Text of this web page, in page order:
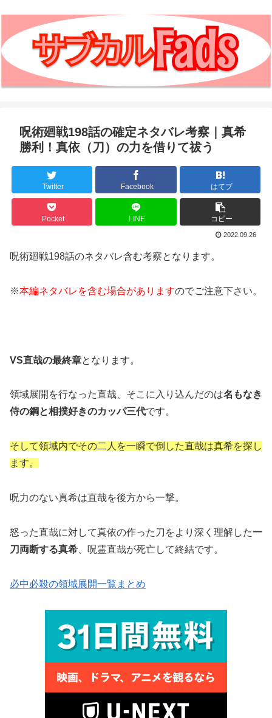
呪術廻戦198話の確定ネタバレ考察｜真希
勝利！真依（刀）の力を借りて祓う
Twitter Facebook はてブ
Pocket LINE コピー
2022.09.26
呪術廻戦198話のネタバレ含む考察となります。
※本編ネタバレを含む場合がありますのでご注意下さい。
VS直哉の最終章となります。
領域展開を行なった直哉、そこに入り込んだのは名もなき
侍の鋼と相撲好きのカッパ三代です。
そして領域内でその二人を一瞬で倒した直哉は真希を探し
ます。
呪力のない真希は直哉を後方から一撃。
怒った直哉に対して真依の作った刀をより深く理解した一
刀両断する真希 、呪霊直哉が死亡して終結です。
必中必殺の領域展開一覧まとめ